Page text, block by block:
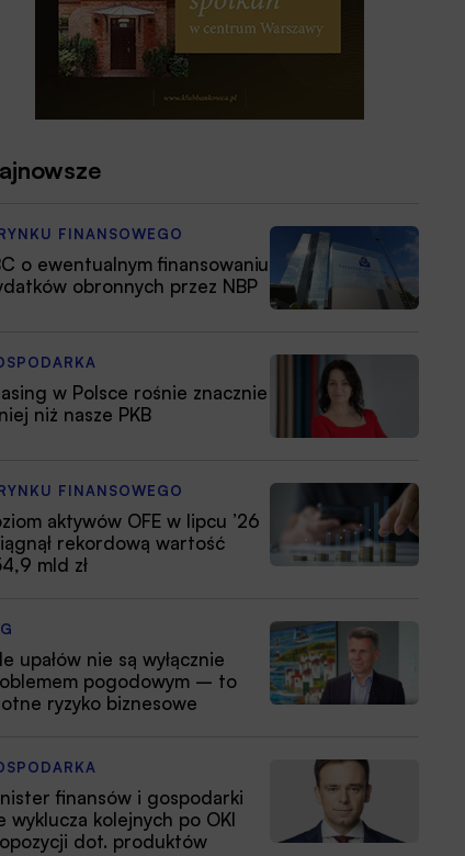
FINANSOWEGO
o ewentualnym finansowaniu
obronnych przez NBP
w Polsce rośnie znacznie
niż nasze PKB
FINANSOWEGO
aktywów OFE w lipcu ’26
rekordową wartość
mld zł
upałów nie są wyłącznie
pogodowym – to
ryzyko biznesowe
finansów i gospodarki
wyklucza kolejnych po OKI
dot. produktów